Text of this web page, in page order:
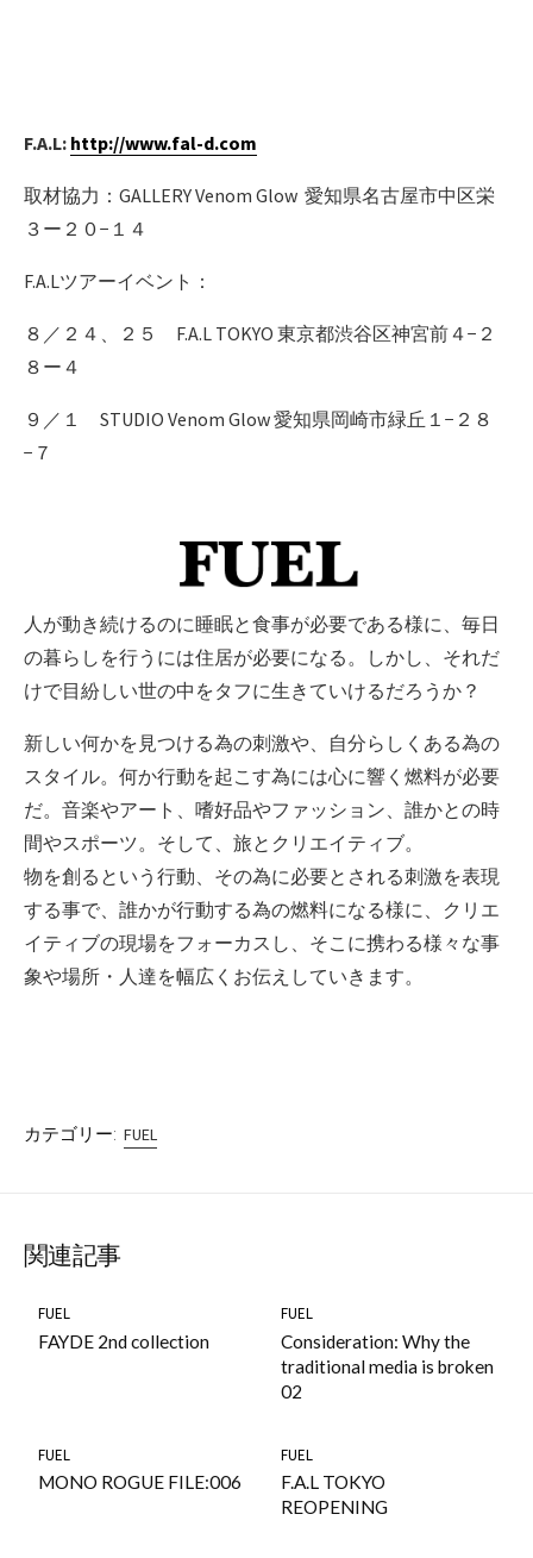
F.A.L: http://www.fal-d.com
取材協力：GALLERY Venom Glow 愛知県名古屋市中区栄
３ー２０−１４
F.A.Lツアーイベント：
８／２４、２５ F.A.L TOKYO 東京都渋谷区神宮前４−２
８ー４
９／１ STUDIO Venom Glow 愛知県岡崎市緑丘１−２８
−７
人が動き続けるのに睡眠と食事が必要である様に、毎日
の暮らしを行うには住居が必要になる。しかし、それだ
けで目紛しい世の中をタフに生きていけるだろうか？
新しい何かを見つける為の刺激や、自分らしくある為の
スタイル。何か行動を起こす為には心に響く燃料が必要
だ。音楽やアート、嗜好品やファッション、誰かとの時
間やスポーツ。そして、旅とクリエイティブ。
物を創るという行動、その為に必要とされる刺激を表現
する事で、誰かが行動する為の燃料になる様に、クリエ
イティブの現場をフォーカスし、そこに携わる様々な事
象や場所・人達を幅広くお伝えしていきます。
カテゴリー: FUEL
関連記事
FUEL
FAYDE 2nd collection
FUEL
Consideration: Why the
traditional media is broken
02
FUEL
MONO ROGUE FILE:006
FUEL
F.A.L TOKYO
REOPENING